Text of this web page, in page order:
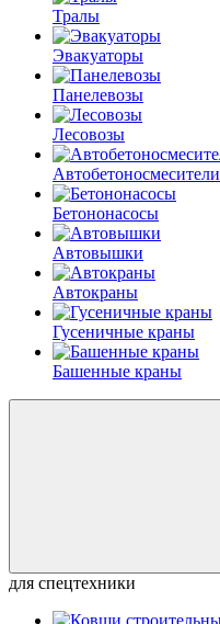
Тралы
Эвакуаторы
Панелевозы
Лесовозы
Автобетоно­смесители
Бетононасосы
Автовышки
Автокраны
Гусеничные краны
Башенные краны
для спецтехники